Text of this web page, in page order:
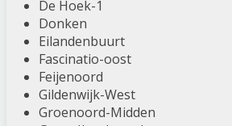
De Hoek-1
Donken
Eilandenbuurt
Fascinatio-oost
Feijenoord
Gildenwijk-West
Groenoord-Midden